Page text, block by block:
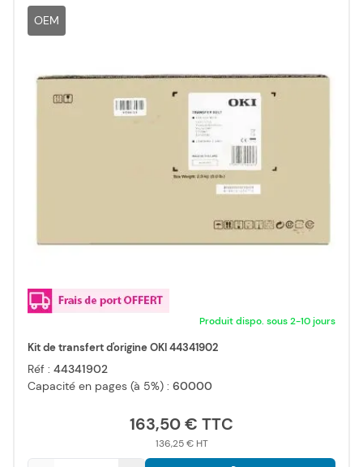
OEM
Produit dispo. sous 2-10 jours
Kit de transfert d'origine OKI 44341902
Réf : 44341902
Capacité en pages (à 5%) : 60000
163,50 €
136,25 €